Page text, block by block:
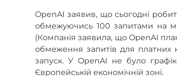
OpenAI заявив, що сьогодні
обмежуючись 100 запитами на
(Компанія заявила, що OpenAI
обмеження запитів для платних
запуск. У OpenAI не було
Європейській економічній зоні.